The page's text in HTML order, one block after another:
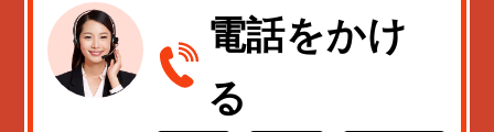
電話をかけ
る